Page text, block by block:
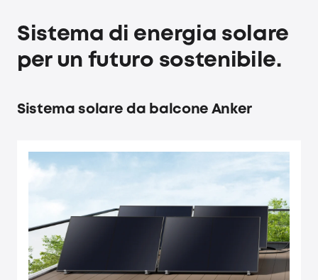
Sistema di energia solare
per un futuro sostenibile.